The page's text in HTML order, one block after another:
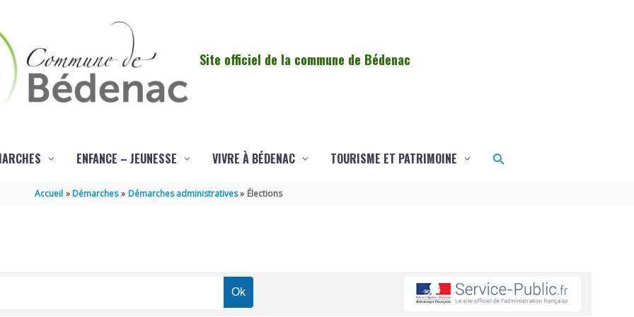
Site officiel de la commune de Bédenac
ENFANCE – JEUNESSE VIVRE À BÉDENAC TOURISME ET PATRIMOINE Rechercher
Accueil Démarches Démarches administratives Élections